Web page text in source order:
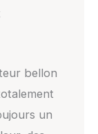
bellon
un